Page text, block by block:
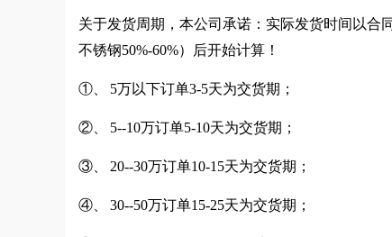
关于发货周期，本公司承诺：实际发货时间以合
不锈钢50%-60%）后开始计算！
①、 5万以下订单3-5天为交货期；
②、 5--10万订单5-10天为交货期；
③、 20--30万订单10-15天为交货期；
④、 30--50万订单15-25天为交货期；